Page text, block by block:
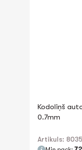
Kodoliņš
0.7mm
Artikuls: